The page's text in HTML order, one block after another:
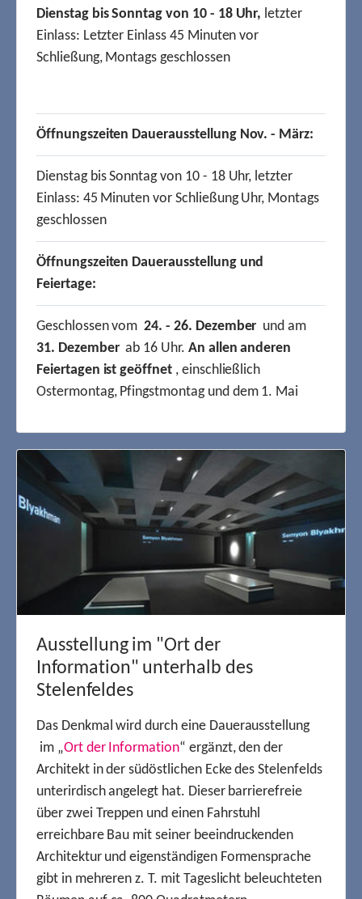
Ausstellung im "Ort der
Information" unterhalb des
Stelenfeldes
Das Denkmal wird durch eine Dauerausstellung
im „Ort der Information“ ergänzt, den der
Architekt in der südöstlichen Ecke des Stelenfelds
unterirdisch angelegt hat. Dieser barrierefreie
über zwei Treppen und einen Fahrstuhl
erreichbare Bau mit seiner beeindruckenden
Architektur und eigenständigen Formensprache
gibt in mehreren z. T. mit Tageslicht beleuchteten
Dienstag bis Sonntag von 10 - 18 Uhr, letzter
Einlass: Letzter Einlass 45 Minuten vor
Schließung, Montags geschlossen
Öffnungszeiten Dauerausstellung Nov. - März:
Dienstag bis Sonntag von 10 - 18 Uhr, letzter
Einlass: 45 Minuten vor Schließung Uhr, Montags
geschlossen
Öffnungszeiten Dauerausstellung und
Feiertage:
Geschlossen vom24. - 26. Dezember und am
31. Dezemberab 16 Uhr. An allen anderen
Feiertagen ist geöffnet, einschließlich
Ostermontag, Pfingstmontag und dem 1. Mai